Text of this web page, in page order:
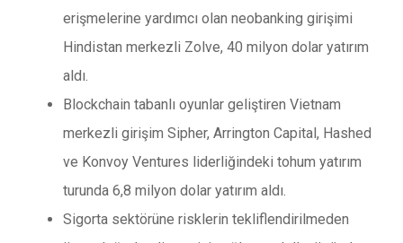
erişmelerine yardımcı olan neobanking girişimi
Hindistan merkezli Zolve, 40 milyon dolar yatırım
aldı.
Blockchain tabanlı oyunlar geliştiren Vietnam
merkezli girişim Sipher, Arrington Capital, Hashed
ve Konvoy Ventures liderliğindeki tohum yatırım
turunda 6,8 milyon dolar yatırım aldı.
Sigorta sektörüne risklerin tekliflendirilmeden